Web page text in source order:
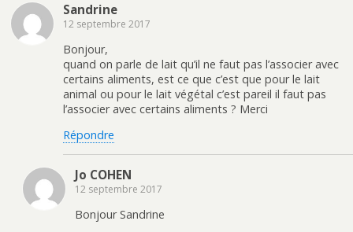
Sandrine
12 septembre 2017
Bonjour,
quand on parle de lait qu’il ne faut pas l’associer avec
certains aliments, est ce que c’est que pour le lait
animal ou pour le lait végétal c’est pareil il faut pas
l’associer avec certains aliments ? Merci
Répondre
Jo COHEN
12 septembre 2017
Bonjour Sandrine